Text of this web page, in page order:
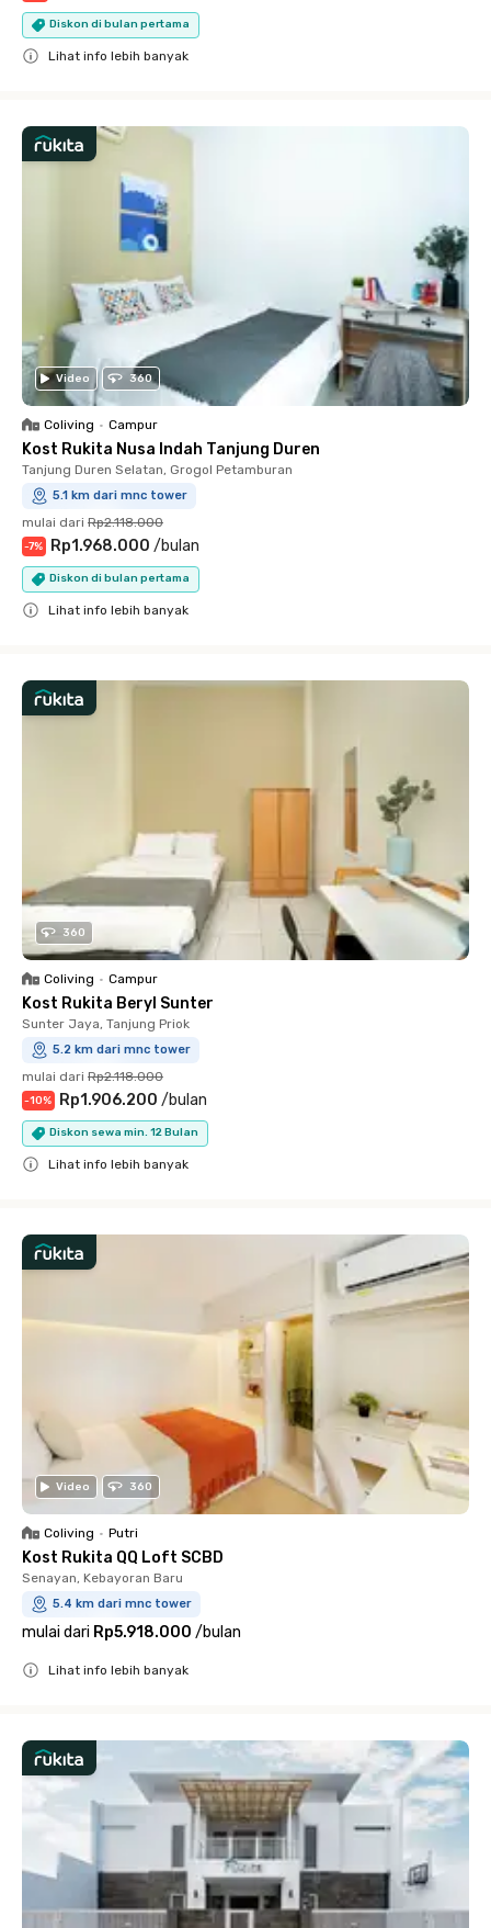
Diskon di bulan pertama
Lihat info lebih banyak
Video 360
Coliving • Campur
Kost Rukita Nusa Indah Tanjung Duren
Tanjung Duren Selatan, Grogol Petamburan
5.1 km dari mnc tower
mulai dari Rp2.118.000
-7% Rp1.968.000 /bulan
Diskon di bulan pertama
Lihat info lebih banyak
360
Coliving • Campur
Kost Rukita Beryl Sunter
Sunter Jaya, Tanjung Priok
5.2 km dari mnc tower
mulai dari Rp2.118.000
-10% Rp1.906.200 /bulan
Diskon sewa min. 12 Bulan
Lihat info lebih banyak
Video 360
Coliving • Putri
Kost Rukita QQ Loft SCBD
Senayan, Kebayoran Baru
5.4 km dari mnc tower
mulai dari Rp5.918.000 /bulan
Lihat info lebih banyak